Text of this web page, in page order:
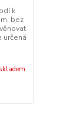
k
bez
určená